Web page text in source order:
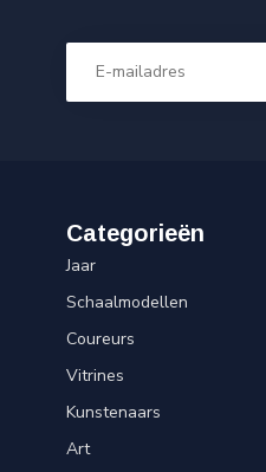
Categorieën
Jaar
Schaalmodellen
Coureurs
Vitrines
Kunstenaars
Art